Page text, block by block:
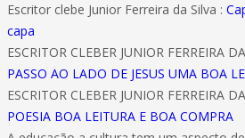
Escritor clebe Junior Ferreira da Silva :
capa
ESCRITOR CLEBER JUNIOR FERREIRA
PASSO AO LADO DE JESUS UMA BOA
ESCRITOR CLEBER JUNIOR FERREIRA
POESIA BOA LEITURA E BOA COMPRA